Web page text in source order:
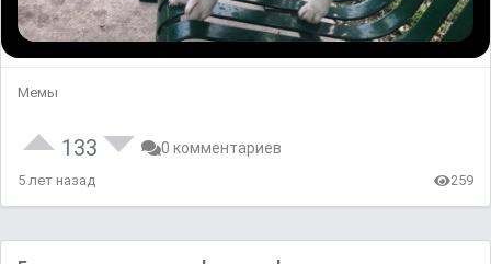
Мемы
133 0 комментариев
5 лет назад 259